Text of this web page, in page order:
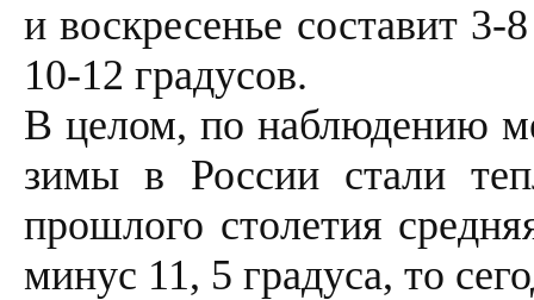
и воскресенье составит
10-12 градусов.
В целом, по наблюдению
зимы в России стали
прошлого столетия
минус 11, 5 градуса, то